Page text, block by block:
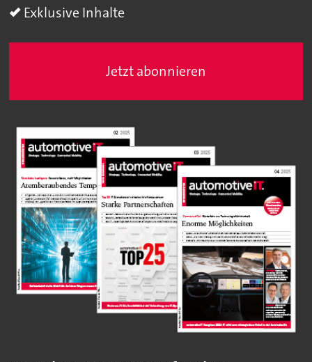
Exklusive Inhalte
Jetzt abonnieren